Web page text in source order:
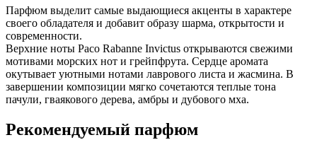
Парфюм выделит самые выдающиеся акценты в характере
своего обладателя и добавит образу шарма, открытости и
современности.
Верхние ноты Paco Rabanne Invictus открываются свежими
мотивами морских нот и грейпфрута. Сердце аромата
окутывает уютными нотами лаврового листа и жасмина. В
завершении композиции мягко сочетаются теплые тона
пачули, гваякового дерева, амбры и дубового мха.
Рекомендуемый парфюм